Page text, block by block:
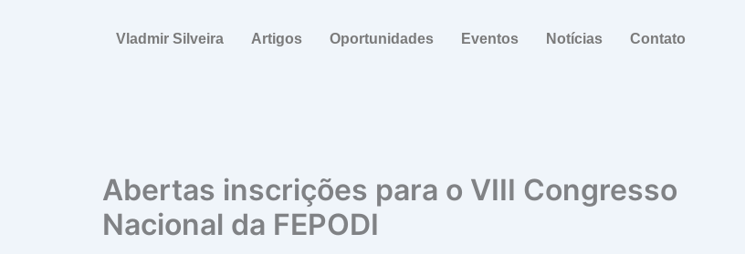
Vladmir Silveira Artigos Oportunidades Eventos Notícias Contato
Abertas inscrições para o VIII Congresso
Nacional da FEPODI